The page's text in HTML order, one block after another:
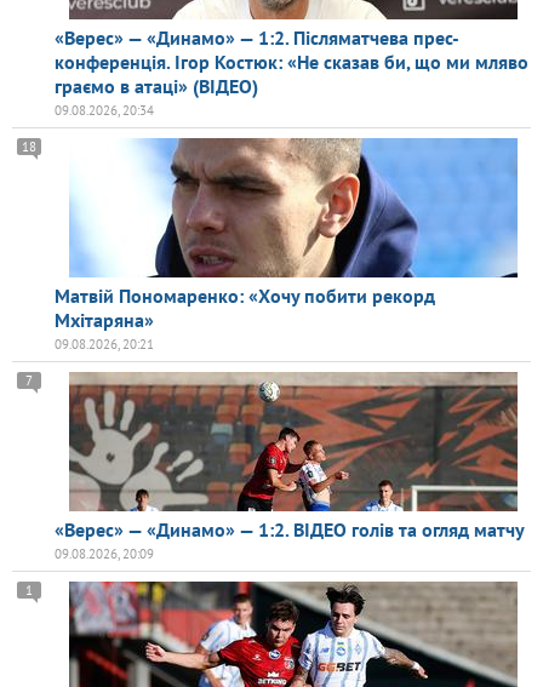
«Верес» — «Динамо» — 1:2. Післяматчева прес-
конференція. Ігор Костюк: «Не сказав би, що ми мляво
граємо в атаці» (ВІДЕО)
09.08.2026, 20:34
Матвій Пономаренко: «Хочу побити рекорд
Мхітаряна»
18
09.08.2026, 20:21
«Верес» — «Динамо» — 1:2. ВІДЕО голів та огляд матчу
7
09.08.2026, 20:09
1